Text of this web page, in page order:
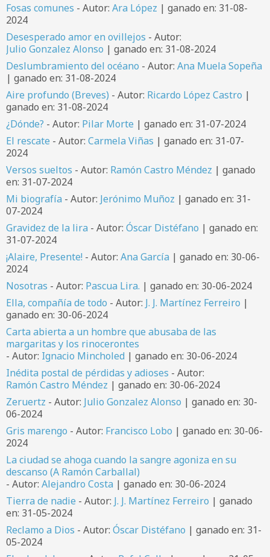
Fosas comunes - Autor: Ara López | ganado en: 31-08-
2024
Desesperado amor en ovillejos - Autor:
Julio Gonzalez Alonso | ganado en: 31-08-2024
Deslumbramiento del océano - Autor: Ana Muela Sopeña
| ganado en: 31-08-2024
Aire profundo (Breves) - Autor: Ricardo López Castro |
ganado en: 31-08-2024
¿Dónde? - Autor: Pilar Morte | ganado en: 31-07-2024
El rescate - Autor: Carmela Viñas | ganado en: 31-07-
2024
Versos sueltos - Autor: Ramón Castro Méndez | ganado
en: 31-07-2024
Mi biografía - Autor: Jerónimo Muñoz | ganado en: 31-
07-2024
Gravidez de la lira - Autor: Óscar Distéfano | ganado en:
31-07-2024
¡Alaire, Presente! - Autor: Ana García | ganado en: 30-06-
2024
Nosotras - Autor: Pascua Lira. | ganado en: 30-06-2024
Ella, compañía de todo - Autor: J. J. Martínez Ferreiro |
ganado en: 30-06-2024
Carta abierta a un hombre que abusaba de las
margaritas y los rinocerontes
- Autor: Ignacio Mincholed | ganado en: 30-06-2024
Inédita postal de pérdidas y adioses - Autor:
Ramón Castro Méndez | ganado en: 30-06-2024
Zeruertz - Autor: Julio Gonzalez Alonso | ganado en: 30-
06-2024
Gris marengo - Autor: Francisco Lobo | ganado en: 30-06-
2024
La ciudad se ahoga cuando la sangre agoniza en su
descanso (A Ramón Carballal)
- Autor: Alejandro Costa | ganado en: 30-06-2024
Tierra de nadie - Autor: J. J. Martínez Ferreiro | ganado
en: 31-05-2024
Reclamo a Dios - Autor: Óscar Distéfano | ganado en: 31-
05-2024